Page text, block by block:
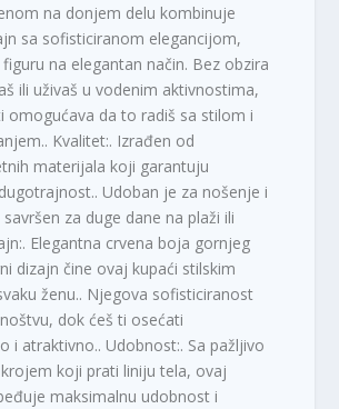
na donjem delu kombinuje
sa sofisticiranom elegancijom,
na elegantan način. Bez obzira
ili uživaš u vodenim aktivnostima,
omogućava da to radiš sa stilom i
Kvalitet:. Izrađen od
materijala koji garantuju
Udoban je za nošenje i
za duge dane na plaži ili
Elegantna crvena boja gornjeg
dizajn čine ovaj kupaći stilskim
ženu.. Njegova sofisticiranost
dok ćeš ti osećati
i atraktivno.. Udobnost:. Sa pažljivo
koji prati liniju tela, ovaj
maksimalnu udobnost i